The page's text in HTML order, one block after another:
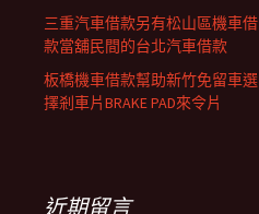
三重汽車借款另有松山區機車借
款當舖民間的台北汽車借款
板橋機車借款幫助新竹免留車選
擇剎車片BRAKE PAD來令片
近期留言